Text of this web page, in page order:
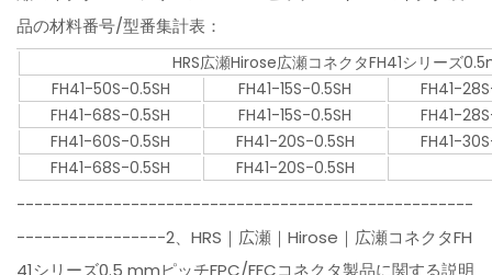
品の材料番号/型番集計表：
HRS広瀬Hirose広瀬コネクタFH41シリーズ
FH41-50S-0.5SH
FH41-15S-0.5SH
FH41-
FH41-68S-0.5SH
FH41-15S-0.5SH
FH41-
FH41-60S-0.5SH
FH41-20S-0.5SH
FH41-
FH41-68S-0.5SH
FH41-20S-0.5SH
----------------------------------------------------
-----------------2、HRS｜広瀬｜Hirose｜広瀬コネクタFH
41シリーズ0.5 mmピッチFPC/FFCコネクタ製品に関する説明